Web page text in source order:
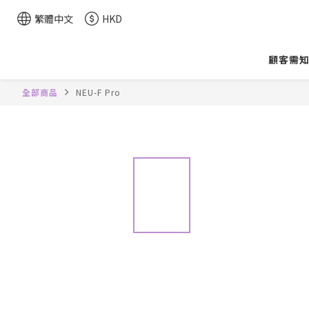
繁體中文 HKD
顧客需知
全部商品 NEU-F Pro